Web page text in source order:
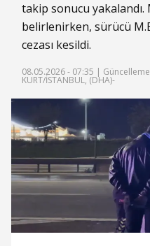
takip sonucu
belirlenirken, sürücü
cezası kesildi.
08.05.2026 - 07:35 |
KURT/İSTANBUL, (DHA)-